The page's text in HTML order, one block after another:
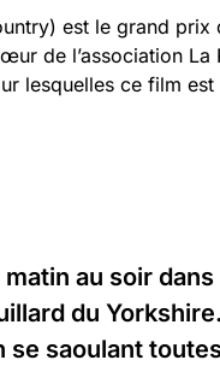
est le grand
de l’association La
lesquelles ce film est
au soir
du
se saoulant